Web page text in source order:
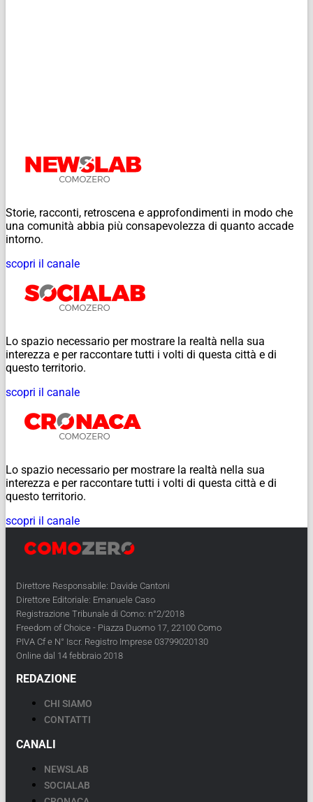
Storie, racconti, retroscena e approfondimenti in modo che
una comunità abbia più consapevolezza di quanto accade
intorno.
scopri il canale
Lo spazio necessario per mostrare la realtà nella sua
interezza e per raccontare tutti i volti di questa città e di
questo territorio.
scopri il canale
Lo spazio necessario per mostrare la realtà nella sua
interezza e per raccontare tutti i volti di questa città e di
questo territorio.
scopri il canale
Direttore Responsabile: Davide Cantoni
Direttore Editoriale: Emanuele Caso
Registrazione Tribunale di Como: n°2/2018
Freedom of Choice - Piazza Duomo 17, 22100 Como
PIVA Cf e N° Iscr. Registro Imprese 03799020130
Online dal 14 febbraio 2018
REDAZIONE
CHI SIAMO
CONTATTI
CANALI
NEWSLAB
SOCIALAB